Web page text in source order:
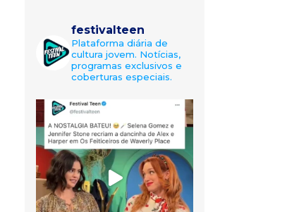
festivalteen
Plataforma diária de
cultura jovem. Notícias,
programas exclusivos e
coberturas especiais.